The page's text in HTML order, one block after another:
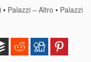
• Palazzi – Altro • Palazzi